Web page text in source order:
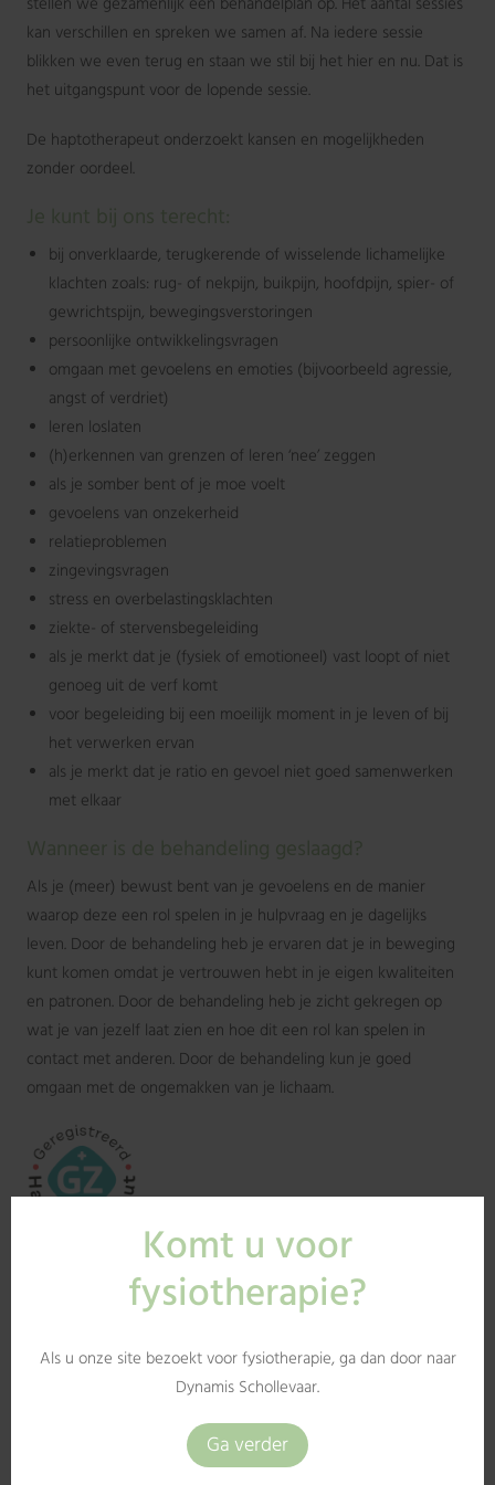
kan verschillen en spreken we samen af. Na iedere sessie
blikken we even terug en staan we stil bij het hier en nu. Dat is
het uitgangspunt voor de lopende sessie.
De haptotherapeut onderzoekt kansen en mogelijkheden
zonder oordeel.
bij onverklaarde, terugkerende of wisselende lichamelijke
klachten zoals: rug- of nekpijn, buikpijn, hoofdpijn, spier- of
gewrichtspijn, bewegingsverstoringen
persoonlijke ontwikkelingsvragen
omgaan met gevoelens en emoties (bijvoorbeeld agressie,
angst of verdriet)
leren loslaten
(h)erkennen van grenzen of leren ‘nee’ zeggen
als je somber bent of je moe voelt
gevoelens van onzekerheid
relatieproblemen
zingevingsvragen
stress en overbelastingsklachten
ziekte- of stervensbegeleiding
als je merkt dat je (fysiek of emotioneel) vast loopt of niet
genoeg uit de verf komt
voor begeleiding bij een moeilijk moment in je leven of bij
het verwerken ervan
als je merkt dat je ratio en gevoel niet goed samenwerken
met elkaar
Als je (meer) bewust bent van je gevoelens en de manier
waarop deze een rol spelen in je hulpvraag en je dagelijks
leven. Door de behandeling heb je ervaren dat je in beweging
kunt komen omdat je vertrouwen hebt in je eigen kwaliteiten
en patronen. Door de behandeling heb je zicht gekregen op
wat je van jezelf laat zien en hoe dit een rol kan spelen in
contact met anderen. Door de behandeling kun je goed
omgaan met de ongemakken van je lichaam.
Uw haptotherapeuten